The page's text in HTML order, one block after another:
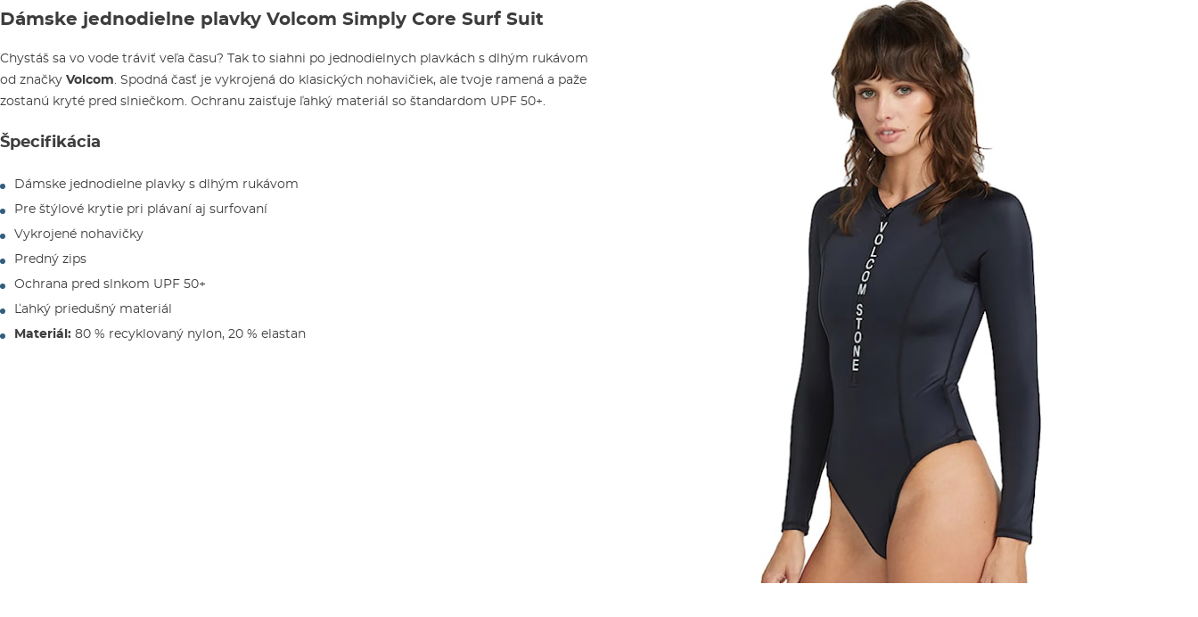
Dámske jednodielne plavky Volcom Simply Core Surf Suit
Chystáš sa vo vode tráviť veľa času? Tak to siahni po jednodielnych plavkách s dlhým rukávom
od značky Volcom . Spodná časť je vykrojená do klasických nohavičiek, ale tvoje ramená a paže
zostanú kryté pred slniečkom. Ochranu zaisťuje ľahký materiál so štandardom UPF 50+.
Špecifikácia
Dámske jednodielne plavky s dlhým rukávom
Pre štýlové krytie pri plávaní aj surfovaní
Vykrojené nohavičky
Predný zips
Ochrana pred slnkom UPF 50+
Ľahký priedušný materiál
Materiál: 80 % recyklovaný nylon, 20 % elastan